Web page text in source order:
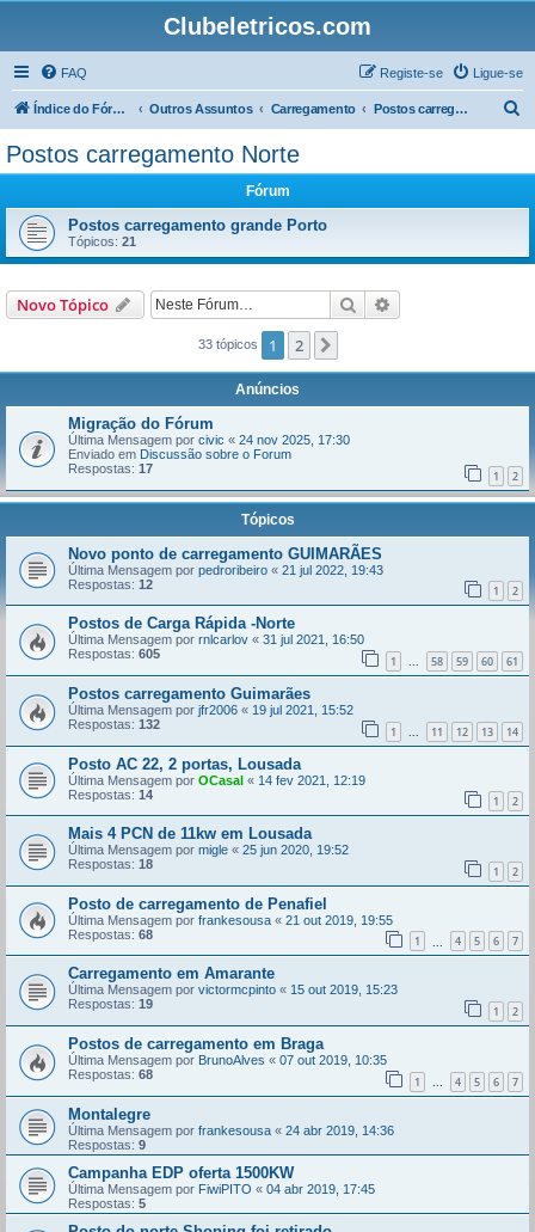
Clubeletricos.com
FAQ Ligue-se
Registe-se
Índice do Fórum Outros Assuntos Carregamento Postos carregamento Norte
Postos carregamento Norte
Fórum
Postos carregamento grande Porto
Tópicos: 21
Novo Tópico Pesquisar
33 tópicos 1 2
Anúncios
Migração do Fórum
Última Mensagem por civic « 24 nov 2025, 17:30
Enviado em Discussão sobre o Forum
Respostas: 17 1 2
Tópicos
Novo ponto de carregamento GUIMARÃES
Última Mensagem por pedroribeiro « 21 jul 2022, 19:43
Respostas: 12 1 2
Postos de Carga Rápida -Norte
Última Mensagem por rnlcarlov « 31 jul 2021, 16:50
Respostas: 605 1 ... 58 59 60 61
Postos carregamento Guimarães
Última Mensagem por jfr2006 « 19 jul 2021, 15:52
Respostas: 132 1 ... 11 12 13 14
Posto AC 22, 2 portas, Lousada
Última Mensagem por OCasal « 14 fev 2021, 12:19
Respostas: 14 1 2
Mais 4 PCN de 11kw em Lousada
Última Mensagem por migle « 25 jun 2020, 19:52
Respostas: 18 1 2
Posto de carregamento de Penafiel
Última Mensagem por frankesousa « 21 out 2019, 19:55
Respostas: 68 1 4 5 6 7
Carregamento em Amarante
Última Mensagem por victormcpinto « 15 out 2019, 15:23
Respostas: 19 1 2
Postos de carregamento em Braga
Última Mensagem por BrunoAlves « 07 out 2019, 10:35
Respostas: 68 1 ... 4 5 6 7
Montalegre
Última Mensagem por frankesousa « 24 abr 2019, 14:36
Respostas: 9
Campanha EDP oferta 1500KW
Última Mensagem por FiwiPITO « 04 abr 2019, 17:45
Respostas: 5